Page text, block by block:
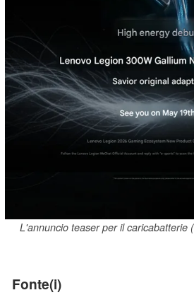
L'annuncio teaser per il caricabatterie
Fonte(i)